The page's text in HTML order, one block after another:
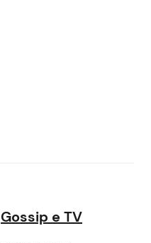
Gossip e TV